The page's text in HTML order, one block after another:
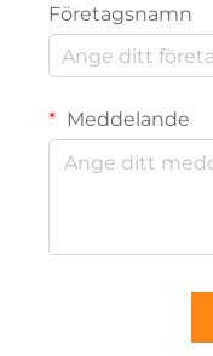
Företagsnamn
Meddelande